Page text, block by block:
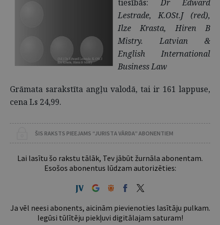
tiesībās:Dr Edward
Lestrade, K.OSt.J (red),
Ilze Krasta, Hiren B
Mistry. Latvian &
English International
Business Law
Grāmata sarakstīta angļu valodā, tai ir 161 lappuse,
cena Ls 24,99.
ŠIS RAKSTS PIEEJAMS “JURISTA VĀRDA” ABONENTIEM
Lai lasītu šo rakstu tālāk, Tev jābūt žurnāla abonentam.
Esošos abonentus lūdzam autorizēties:
Ja vēl neesi abonents, aicinām pievienoties lasītāju pulkam.
Iegūsi tūlītēju piekļuvi digitālajam saturam!